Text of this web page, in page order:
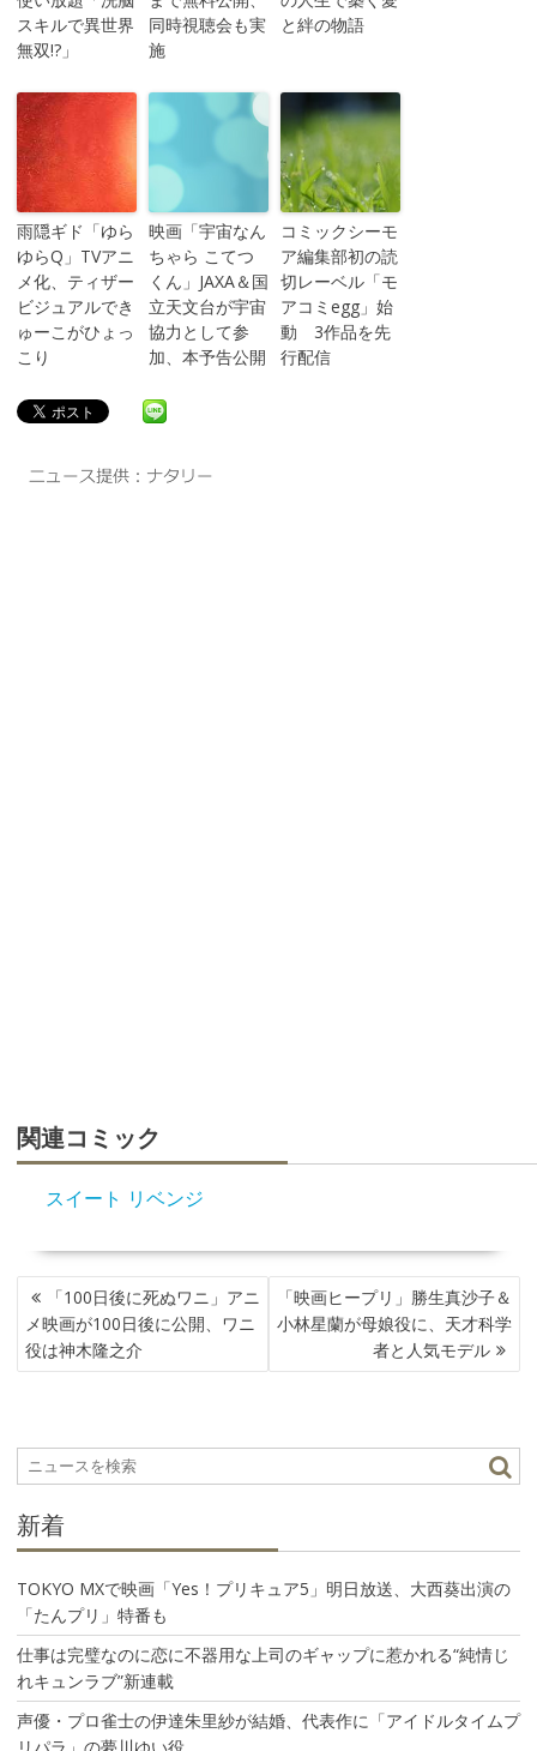
スキルで異世界
無双!?」
同時視聴会も実
施
と絆の物語
雨隠ギド「ゆら
ゆらQ」TVアニ
メ化、ティザー
ビジュアルでき
ゅーこがひょっ
こり
映画「宇宙なん
ちゃら こてつ
くん」JAXA＆国
立天文台が宇宙
協力として参
加、本予告公開
コミックシーモ
ア編集部初の読
切レーベル「モ
アコミegg」始
動 3作品を先
行配信
関連コミック
スイート リベンジ
投
稿
ナ
ビ
シ
ョ
「100日後に死ぬワニ」アニ
メ映画が100日後に公開、ワニ
役は神木隆之介
「映画ヒープリ」勝生真沙子＆
小林星蘭が母娘役に、天才科学
者と人気モデル
新着
TOKYO MXで映画「Yes！プリキュア5」明日放送、大西葵出演の
「たんプリ」特番も
仕事は完璧なのに恋に不器用な上司のギャップに惹かれる“純情じ
れキュンラブ”新連載
声優・プロ雀士の伊達朱里紗が結婚、代表作に「アイドルタイムプ